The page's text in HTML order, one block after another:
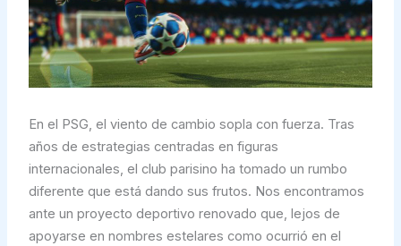
En el PSG, el viento de cambio sopla con fuerza. Tras
años de estrategias centradas en figuras
internacionales, el club parisino ha tomado un rumbo
diferente que está dando sus frutos. Nos encontramos
ante un proyecto deportivo renovado que, lejos de
apoyarse en nombres estelares como ocurrió en el